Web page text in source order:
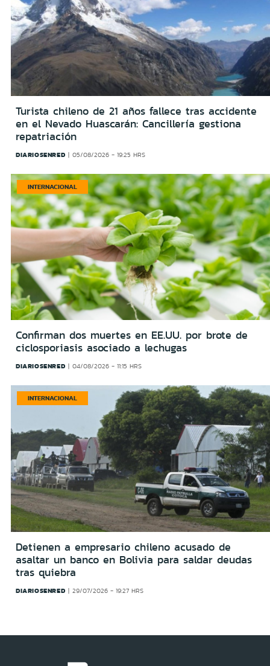
Turista chileno de 21 años fallece tras accidente
en el Nevado Huascarán: Cancillería gestiona
repatriación
DIARIOSENRED 05/08/2026 - 19:25 HRS
INTERNACIONAL
Confirman dos muertes en EE.UU. por brote de
ciclosporiasis asociado a lechugas
DIARIOSENRED 04/08/2026 - 11:15 HRS
INTERNACIONAL
Detienen a empresario chileno acusado de
asaltar un banco en Bolivia para saldar deudas
tras quiebra
DIARIOSENRED 29/07/2026 - 19:27 HRS